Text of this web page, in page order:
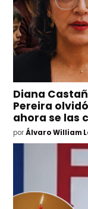
Diana
Pereira
ahora se las
por Álvaro William